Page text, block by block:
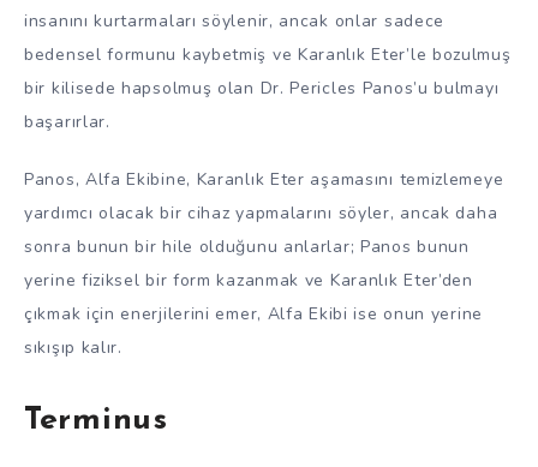
insanını kurtarmaları söylenir, ancak onlar sadece
bedensel formunu kaybetmiş ve Karanlık Eter’le bozulmuş
bir kilisede hapsolmuş olan Dr. Pericles Panos’u bulmayı
başarırlar.
Panos, Alfa Ekibine, Karanlık Eter aşamasını temizlemeye
yardımcı olacak bir cihaz yapmalarını söyler, ancak daha
sonra bunun bir hile olduğunu anlarlar; Panos bunun
yerine fiziksel bir form kazanmak ve Karanlık Eter’den
çıkmak için enerjilerini emer, Alfa Ekibi ise onun yerine
sıkışıp kalır.
Terminus